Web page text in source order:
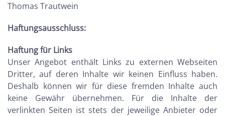
Thomas Trautwein
Haftungsausschluss:
Haftung für Links
Unser Angebot enthält Links zu externen Webseiten
Dritter, auf deren Inhalte wir keinen Einfluss haben.
Deshalb können wir für diese fremden Inhalte auch
keine Gewähr übernehmen. Für die Inhalte der
verlinkten Seiten ist stets der jeweilige Anbieter oder